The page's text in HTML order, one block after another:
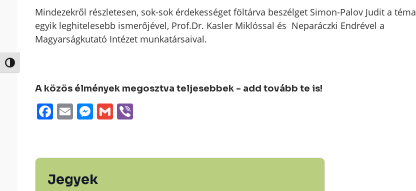
Nagy kontraszt váltása
Mindezekről részletesen, sok-sok érdekességet föltárva beszélget Simon-Palov Judit a téma
egyik leghitelesebb ismerőjével, Prof.Dr. Kasler Miklóssal és Neparáczki Endrével a
Magyarságkutató Intézet munkatársaival.
A közös élmények megosztva teljesebbek - add tovább te is!
Facebook
EmailMessenger
GmailViber
Jegyek